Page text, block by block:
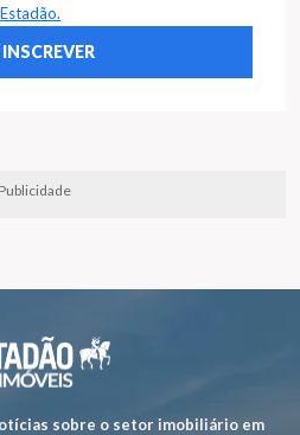
Publicidade
sobre o setor imobiliário em